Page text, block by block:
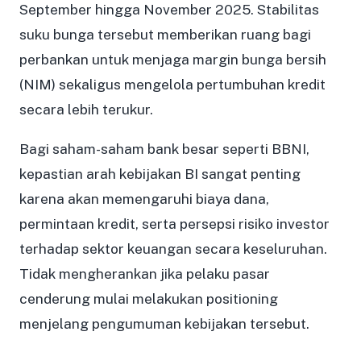
September hingga November 2025. Stabilitas
suku bunga tersebut memberikan ruang bagi
perbankan untuk menjaga margin bunga bersih
(NIM) sekaligus mengelola pertumbuhan kredit
secara lebih terukur.
Bagi saham-saham bank besar seperti BBNI,
kepastian arah kebijakan BI sangat penting
karena akan memengaruhi biaya dana,
permintaan kredit, serta persepsi risiko investor
terhadap sektor keuangan secara keseluruhan.
Tidak mengherankan jika pelaku pasar
cenderung mulai melakukan positioning
menjelang pengumuman kebijakan tersebut.